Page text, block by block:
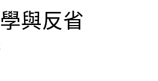
與反省